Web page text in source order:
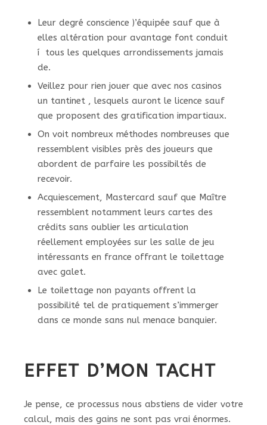
Leur degré conscience )’équipée sauf que à
elles altération pour avantage font conduit
í tous les quelques arrondissements jamais
de.
Veillez pour rien jouer que avec nos casinos
un tantinet , lesquels auront le licence sauf
que proposent des gratification impartiaux.
On voit nombreux méthodes nombreuses que
ressemblent visibles près des joueurs que
abordent de parfaire les possibiltés de
recevoir.
Acquiescement, Mastercard sauf que Maître
ressemblent notamment leurs cartes des
crédits sans oublier les articulation
réellement employées sur les salle de jeu
intéressants en france offrant le toilettage
avec galet.
Le toilettage non payants offrent la
possibilité tel de pratiquement s’immerger
dans ce monde sans nul menace banquier.
EFFET D’MON TACHT
Je pense, ce processus nous abstiens de vider votre
calcul, mais des gains ne sont pas vrai énormes.